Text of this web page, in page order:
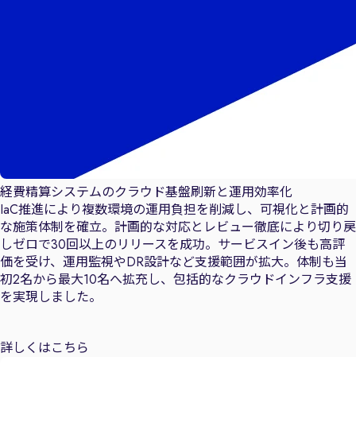
経費精算システムのクラウド基盤刷新と運用効率化
IaC推進により複数環境の運用負担を削減し、可視化と計画的
な施策体制を確立。計画的な対応とレビュー徹底により切り戻
しゼロで30回以上のリリースを成功。サービスイン後も高評
価を受け、運用監視やDR設計など支援範囲が拡大。体制も当
初2名から最大10名へ拡充し、包括的なクラウドインフラ支援
を実現しました。
詳しくはこちら